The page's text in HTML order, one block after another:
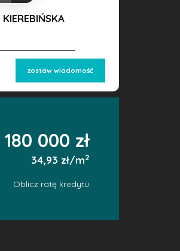
KIEREBIŃSKA
zostaw wiadomość
180 000 zł
34,93 zł/m2
Oblicz ratę kredytu